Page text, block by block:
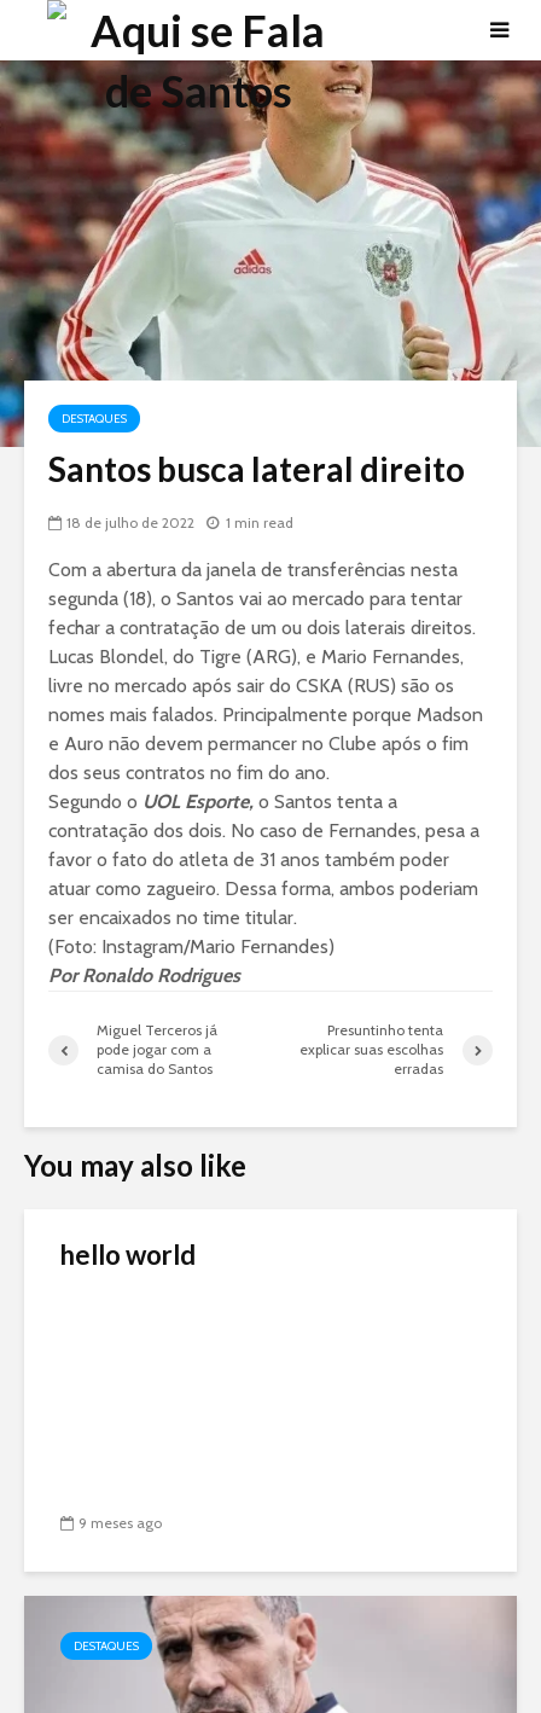
DESTAQUES
Santos busca lateral direito
18 de julho de 2022 1 min read
Com a abertura da janela de transferências nesta
segunda (18), o Santos vai ao mercado para tentar
fechar a contratação de um ou dois laterais direitos.
Lucas Blondel, do Tigre (ARG), e Mario Fernandes,
livre no mercado após sair do CSKA (RUS) são os
nomes mais falados. Principalmente porque Madson
e Auro não devem permancer no Clube após o fim
dos seus contratos no fim do ano.
Segundo o UOL Esporte, o Santos tenta a
contratação dos dois. No caso de Fernandes, pesa a
favor o fato do atleta de 31 anos também poder
atuar como zagueiro. Dessa forma, ambos poderiam
ser encaixados no time titular.
(Foto: Instagram/Mario Fernandes)
PorRonaldo Rodrigues
Miguel Terceros já
pode jogar com a
camisa do Santos
Presuntinho tenta
explicar suas escolhas
erradas
You may also like
hello world
9 meses ago
DESTAQUES